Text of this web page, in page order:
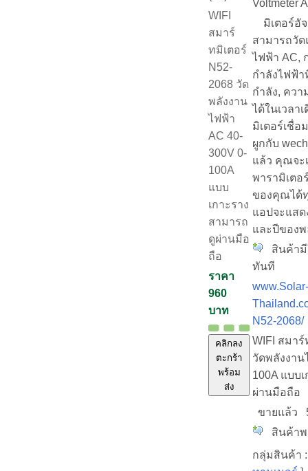
WIFI
สมาร์
ทมิเตอร์
N52-
2068 วัด
พลังงาน
ไฟฟ้า
AC 40-
300V 0-
100A
แบบ
เกาะราง
สามารถ
ดูผ่านมือ
ถือ
ราคา
960
บาท
คลิกลง
ตะกร้า
พร้อม
ส่ง
Voltmeter
มิเตอร์อัจ
สามารถวั
ไฟฟ้า AC,
กำลังไฟฟ้
กำลัง, คว
ได้ในเวลา
มิเตอร์เชื่อ
ผูกกับ
แล้ว คุณจะ
พารามิเต
ของคุณได้
แอปจะแส
และปีของ
สินค้ามี
ทันที
www.Solar-
N52-2068/
WIFI สมาร์
วัดพลังงาน
100A แบบ
ผ่านมือถือ
ขายแล้ว
สินค้าพ
กลุ่มสินค้า